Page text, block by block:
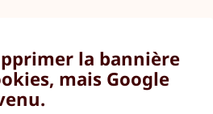
la bannière
mais Google